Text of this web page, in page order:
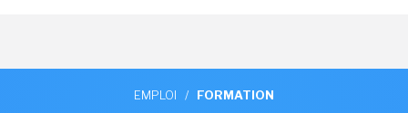
EMPLOI / FORMATION